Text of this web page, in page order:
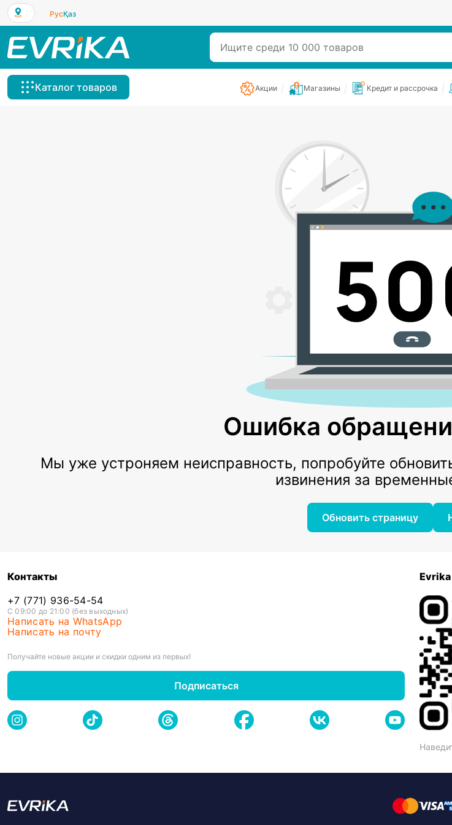
РусҚаз
Каталог товаров Акции Магазины Кредит и рассрочка
Ошибка
Мы уже устроняем неисправность, попробуйте
извинения за
Обновить страницу
Контакты
+7 (771) 936-54-54
С 09:00 до 21:00 (без выходных)
Написать на WhatsApp
Написать на почту
Получайте новые акции и скидки одним из первых!
Подписаться